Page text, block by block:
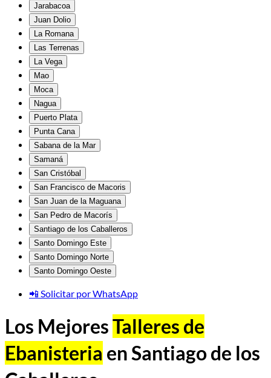
Jarabacoa
Juan Dolio
La Romana
Las Terrenas
La Vega
Mao
Moca
Nagua
Puerto Plata
Punta Cana
Sabana de la Mar
Samaná
San Cristóbal
San Francisco de Macoris
San Juan de la Maguana
San Pedro de Macorís
Santiago de los Caballeros
Santo Domingo Este
Santo Domingo Norte
Santo Domingo Oeste
📲 Solicitar por WhatsApp
Los MejoresTalleres de
Ebanisteria en Santiago de los